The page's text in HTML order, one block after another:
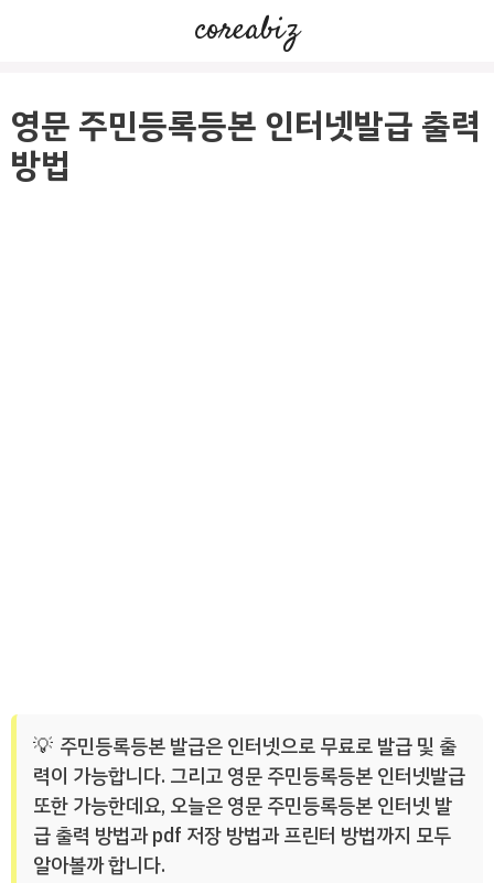
로
너
coreabiz
영문 주민등록등본 인터넷발급 출력
방법
주민등록등본 발급은 인터넷으로 무료로 발급 및 출
력이 가능합니다. 그리고 영문 주민등록등본 인터넷발급
또한 가능한데요, 오늘은 영문 주민등록등본 인터넷 발
급 출력 방법과 pdf 저장 방법과 프린터 방법까지 모두
알아볼까 합니다.